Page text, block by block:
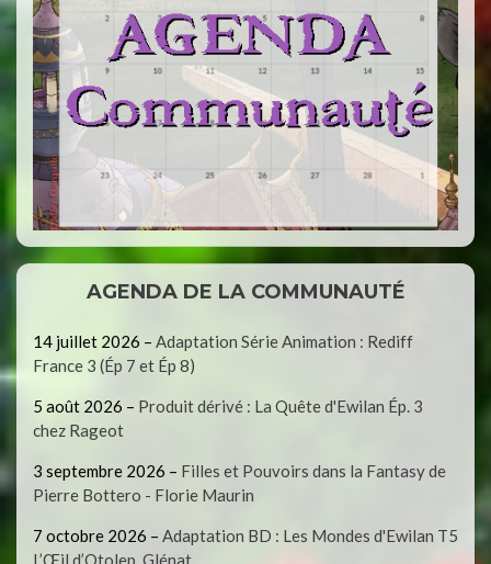
AGENDA DE LA COMMUNAUTÉ
14 juillet 2026 – Adaptation Série Animation : Rediff
France 3 (Ép 7 et Ép 8)
5 août 2026 – Produit dérivé : La Quête d'Ewilan Ép. 3
chez Rageot
3 septembre 2026 – Filles et Pouvoirs dans la Fantasy de
Pierre Bottero - Florie Maurin
7 octobre 2026 – Adaptation BD : Les Mondes d'Ewilan T5
L’Œil d’Otolep, Glénat